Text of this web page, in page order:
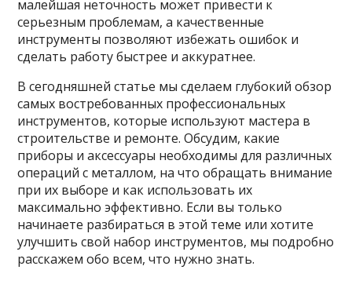
малейшая неточность может привести к
серьезным проблемам, а качественные
инструменты позволяют избежать ошибок и
сделать работу быстрее и аккуратнее.
В сегодняшней статье мы сделаем глубокий обзор
самых востребованных профессиональных
инструментов, которые используют мастера в
строительстве и ремонте. Обсудим, какие
приборы и аксессуары необходимы для различных
операций с металлом, на что обращать внимание
при их выборе и как использовать их
максимально эффективно. Если вы только
начинаете разбираться в этой теме или хотите
улучшить свой набор инструментов, мы подробно
расскажем обо всем, что нужно знать.